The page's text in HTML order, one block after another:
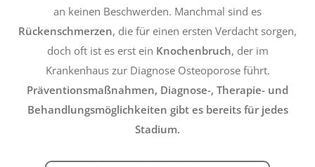
an keinen Beschwerden. Manchmal sind es
Rückenschmerzen, die für einen ersten Verdacht sorgen,
doch oft ist es erst ein Knochenbruch, der im
Krankenhaus zur Diagnose Osteoporose führt.
Präventionsmaßnahmen, Diagnose-, Therapie- und
Behandlungsmöglichkeiten gibt es bereits für jedes
Stadium.